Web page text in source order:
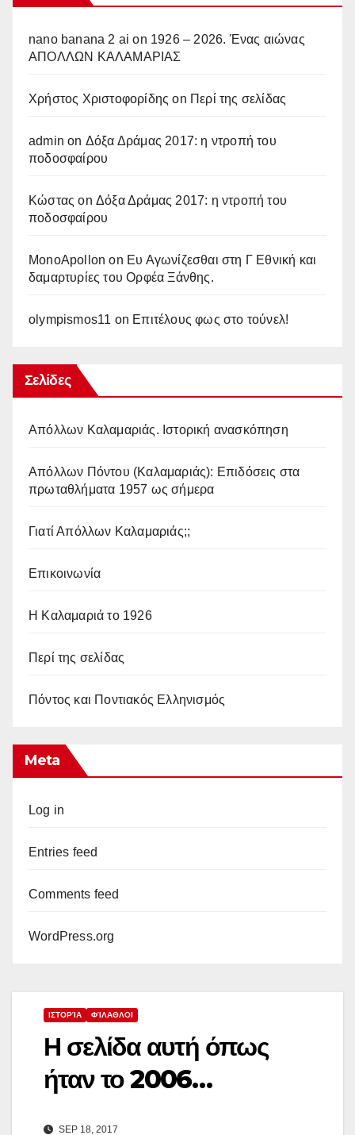
nano banana 2 ai on 1926 – 2026. Ένας αιώνας
ΑΠΟΛΛΩΝ ΚΑΛΑΜΑΡΙΑΣ
Χρήστος Χριστοφορίδης on Περί της σελίδας
admin on Δόξα Δράμας 2017: η ντροπή του
ποδοσφαίρου
Κώστας onΔόξα Δράμας 2017: η ντροπή του
ποδοσφαίρου
MonoApollon on Ευ Αγωνίζεσθαι στη Γ Εθνική και
δαμαρτυρίες του Ορφέα Ξάνθης.
olympismos11 on Επιτέλους φως στο τούνελ!
Σελίδες
Απόλλων Καλαμαριάς. Iστορική ανασκόπηση
Απόλλων Πόντου (Καλαμαριάς): Επιδόσεις στα
πρωταθλήματα 1957 ως σήμερα
Γιατί Απόλλων Καλαμαριάς;;
Επικοινωνία
Η Καλαμαριά το 1926
Περί της σελίδας
Πόντος και Ποντιακός Ελληνισμός
Meta
Log in
Entries feed
Comments feed
WordPress.org
ΙΣΤΟΡΊΑ ΦΊΛΑΘΛΟΙ
Η σελίδα αυτή όπως
ήταν το 2006…
SEP 18, 2017